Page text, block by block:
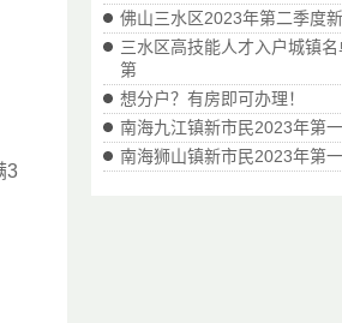
佛山三水区2023年第二季度
三水区高技能人才入户城镇名
第
想分户？有房即可办理！
南海九江镇新市民2023年第
南海狮山镇新市民2023年第
3